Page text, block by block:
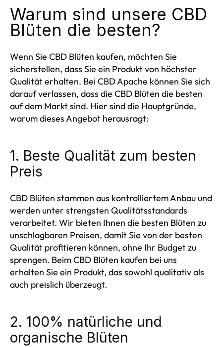
Warum sind unsere CBD
Blüten die besten?
Wenn Sie CBD Blüten kaufen, möchten Sie
sicherstellen, dass Sie ein Produkt von höchster
Qualität erhalten. Bei CBD Apache können Sie sich
darauf verlassen, dass die CBD Blüten die besten
auf dem Markt sind. Hier sind die Hauptgründe,
warum dieses Angebot herausragt:
1. Beste Qualität zum besten
Preis
CBD Blüten stammen aus kontrolliertem Anbau und
werden unter strengsten Qualitätsstandards
verarbeitet. Wir bieten Ihnen die besten Blüten zu
unschlagbaren Preisen, damit Sie von der besten
Qualität profitieren können, ohne Ihr Budget zu
sprengen. Beim CBD Blüten kaufen bei uns
erhalten Sie ein Produkt, das sowohl qualitativ als
auch preislich überzeugt.
2. 100% natürliche und
organische Blüten